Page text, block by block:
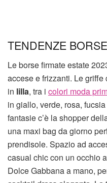
TENDENZE
Le borse firmate estate
accese e frizzanti. Le
in lilla, tra i colori moda
in giallo, verde, rosa,
fantasie c’è la shopper
una maxi bag da giorno
prendisole. Spazio ad
casual chic con un occhio
Dolce Gabbana a mano,